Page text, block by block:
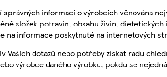
správných informací o výrobcích věnována
složek potravin, obsahu živin,
na informace poskytnuté na internetových
Vašich dotazů nebo potřeby získat radu
výrobce daného výrobku, pokdu se